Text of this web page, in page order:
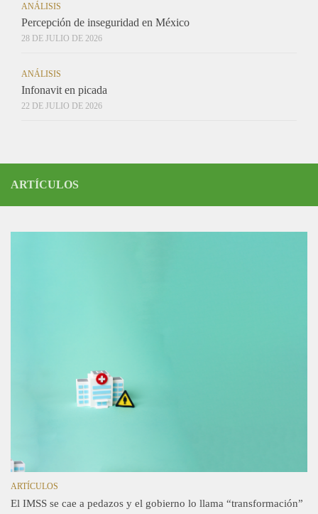
ANÁLISIS
Percepción de inseguridad en México
28 DE JULIO DE 2026
ANÁLISIS
Infonavit en picada
22 DE JULIO DE 2026
ARTÍCULOS
ARTÍCULOS
El IMSS se cae a pedazos y el gobierno lo llama “transformación”